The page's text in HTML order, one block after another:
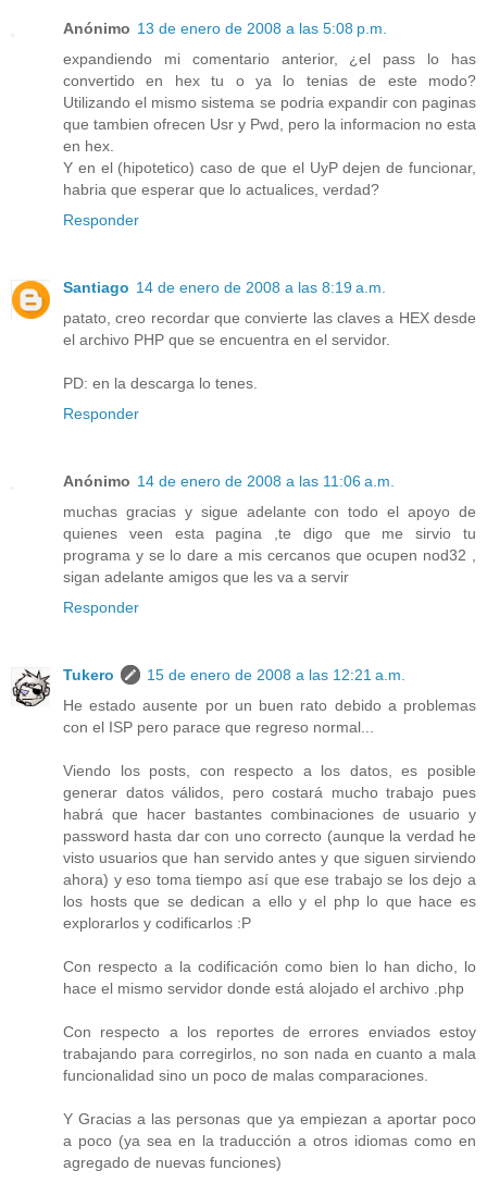
Anónimo 13 de enero de 2008 a las 5:08 p.m.
expandiendo mi comentario anterior, ¿el pass lo has
convertido en hex tu o ya lo tenias de este modo?
Utilizando el mismo sistema se podria expandir con paginas
que tambien ofrecen Usr y Pwd, pero la informacion no esta
en hex.
Y en el (hipotetico) caso de que el UyP dejen de funcionar,
habria que esperar que lo actualices, verdad?
Responder
Santiago 14 de enero de 2008 a las 8:19 a.m.
patato, creo recordar que convierte las claves a HEX desde
el archivo PHP que se encuentra en el servidor.
PD: en la descarga lo tenes.
Responder
Anónimo 14 de enero de 2008 a las 11:06 a.m.
muchas gracias y sigue adelante con todo el apoyo de
quienes veen esta pagina ,te digo que me sirvio tu
programa y se lo dare a mis cercanos que ocupen nod32 ,
sigan adelante amigos que les va a servir
Responder
Tukero
15 de enero de 2008 a las 12:21 a.m.
He estado ausente por un buen rato debido a problemas
con el ISP pero parace que regreso normal...
Viendo los posts, con respecto a los datos, es posible
generar datos válidos, pero costará mucho trabajo pues
habrá que hacer bastantes combinaciones de usuario y
password hasta dar con uno correcto (aunque la verdad he
visto usuarios que han servido antes y que siguen sirviendo
ahora) y eso toma tiempo así que ese trabajo se los dejo a
los hosts que se dedican a ello y el php lo que hace es
explorarlos y codificarlos :P
Con respecto a la codificación como bien lo han dicho, lo
hace el mismo servidor donde está alojado el archivo .php
Con respecto a los reportes de errores enviados estoy
trabajando para corregirlos, no son nada en cuanto a mala
funcionalidad sino un poco de malas comparaciones.
Y Gracias a las personas que ya empiezan a aportar poco
a poco (ya sea en la traducción a otros idiomas como en
agregado de nuevas funciones)